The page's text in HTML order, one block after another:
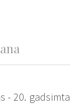
- 20. gadsimta